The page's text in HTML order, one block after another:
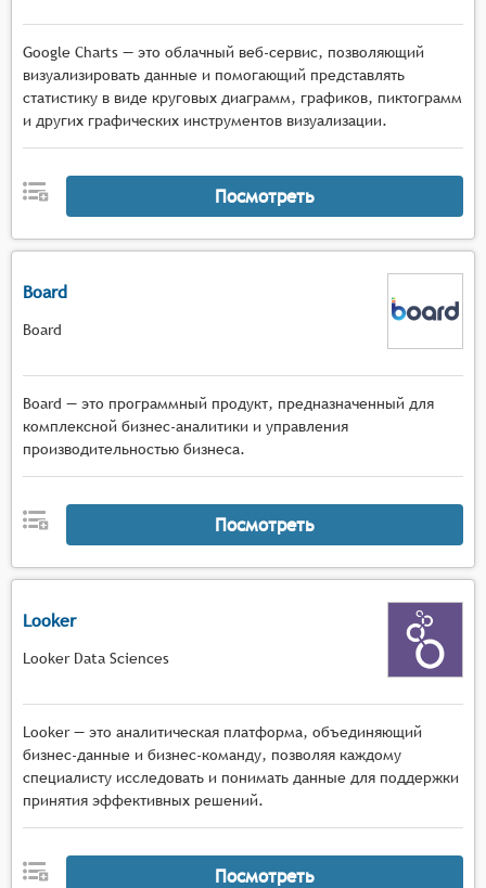
Google Charts — это облачный веб-сервис, позволяющий
визуализировать данные и помогающий представлять
статистику в виде круговых диаграмм, графиков, пиктограмм
и других графических инструментов визуализации.
Посмотреть
Board
Board
Board — это программный продукт, предназначенный для
комплексной бизнес-аналитики и управления
производительностью бизнеса.
Посмотреть
Looker
Looker Data Sciences
Looker — это аналитическая платформа, объединяющий
бизнес-данные и бизнес-команду, позволяя каждому
специалисту исследовать и понимать данные для поддержки
принятия эффективных решений.
Посмотреть